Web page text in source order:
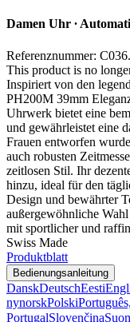
Damen Uhr ∙
Referenznummer:
This product is no
Inspiriert von den
PH200M 39mm
Uhrwerk bietet eine
und gewährleistet eine
Frauen entworfen
auch robusten
zeitlosen Stil. Ihr
hinzu, ideal für den
Design und bewährter
außergewöhnliche
mit sportlicher und
Swiss Made
Produktblatt
Bedienungsanleitung
DanskDeutschEesti
nynorskPolskiPortuguês,
PortugalSlovenčina